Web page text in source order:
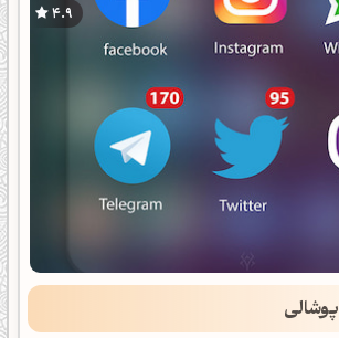
4.9
پوشالی